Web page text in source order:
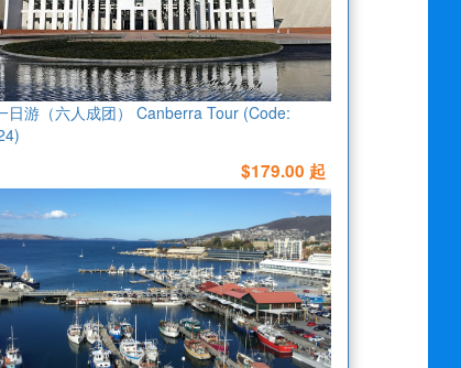
日游（六人成团） Canberra Tour (Code:
$179.00 起